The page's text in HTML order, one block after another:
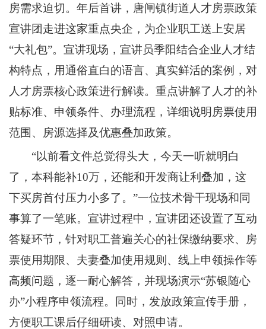
房需求迫切。年后首讲，唐闸镇街道人才房票政策
宣讲团走进这家重点央企，为企业职工送上安居
“大礼包”。宣讲现场，宣讲员季阳结合企业人才结
构特点，用通俗直白的语言、真实鲜活的案例，对
人才房票核心政策进行解读。重点讲解了人才的补
贴标准、申领条件、办理流程，详细说明房票使用
范围、房源选择及优惠叠加政策。
“以前看文件总觉得头大，今天一听就明白
了，本科能补10万，还能和开发商让利叠加，这
下买房首付压力小多了。”一位技术骨干现场和同
事算了一笔账。宣讲过程中，宣讲团还设置了互动
答疑环节，针对职工普遍关心的社保缴纳要求、房
票使用期限、夫妻叠加使用规则、线上申领操作等
高频问题，逐一耐心解答，并现场演示“苏银随心
办”小程序申领流程。同时，发放政策宣传手册，
方便职工课后仔细研读、对照申请。